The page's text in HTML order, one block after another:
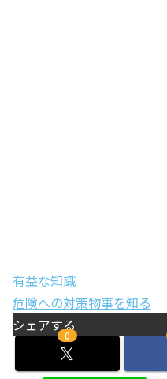
有益な知識
危険への対策物事を知る
シェアする
0